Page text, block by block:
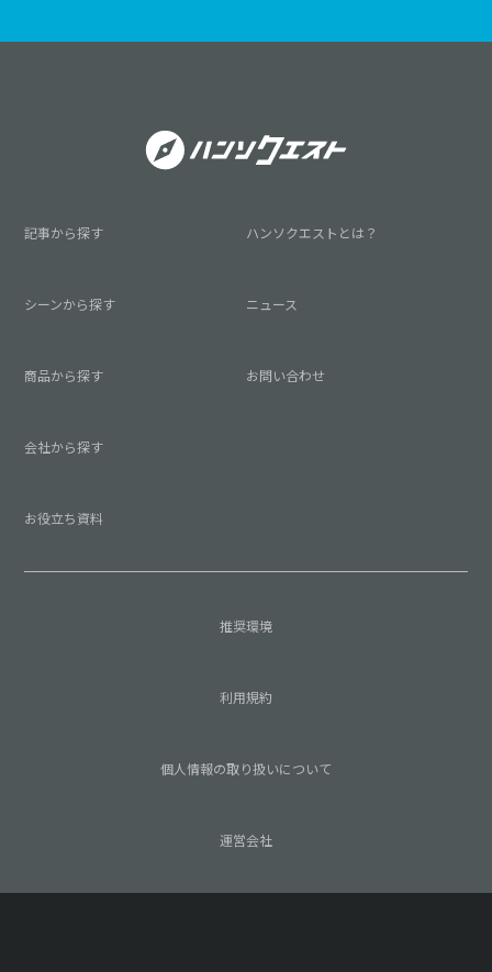
記事から探す
シーンから探す
商品から探す
会社から探す
お役立ち資料
ハンソクエストとは？
ニュース
お問い合わせ
推奨環境
利用規約
個人情報の取り扱いについて
運営会社